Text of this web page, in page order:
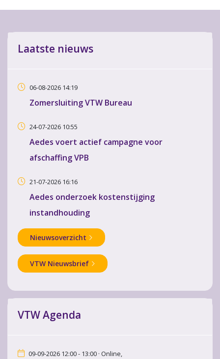
Laatste nieuws
06-08-2026 14:19
Zomersluiting VTW Bureau
24-07-2026 10:55
Aedes voert actief campagne voor
afschaffing VPB
21-07-2026 16:16
Aedes onderzoek kostenstijging
instandhouding
Nieuwsoverzicht
VTW Nieuwsbrief
VTW Agenda
09-09-2026 12:00 - 13:00 · Online,